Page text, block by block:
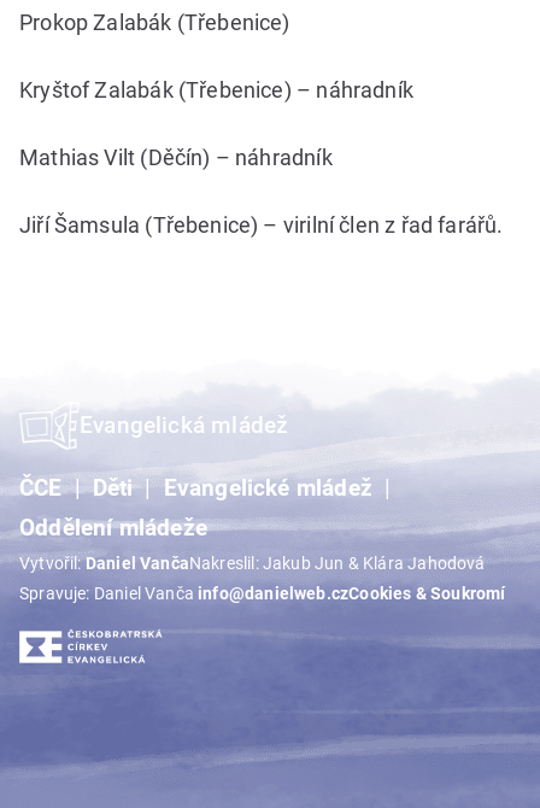
Prokop Zalabák (Třebenice)
Kryštof Zalabák (Třebenice) – náhradník
Mathias Vilt (Děčín) – náhradník
Jiří Šamsula (Třebenice) – virilní člen z řad farářů.
Evangelická mládež
ČCE Děti
Evangelické mládež
Oddělení mládeže
Vytvořil:Daniel VančaNakreslil: Jakub Jun & Klára Jahodová
Spravuje: Daniel Vanča info@danielweb.czCookies & Soukromí